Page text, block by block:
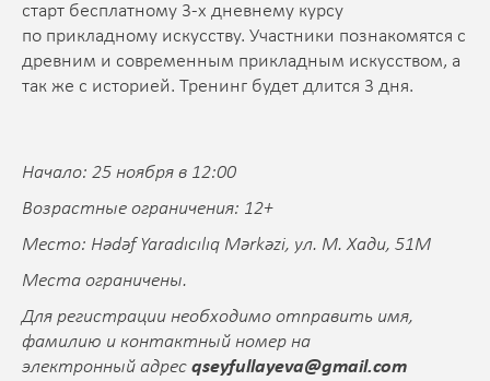
старт бесплатному 3-х дневнему курсу
по прикладному искусству. Участники познакомятся с
древним и современным прикладным искусством, а
так же с историей. Тренинг будет длится 3 дня.
Начало: 25 ноября в 12:00
Возрастные ограничения: 12+
Место: Hədəf Yaradıcılıq Mərkəzi, ул. М. Хади, 51M
Места ограничены.
Для регистрации необходимо отправить имя,
фамилию и контактный номер на
электронный адрес qseyfullayeva@gmail.com